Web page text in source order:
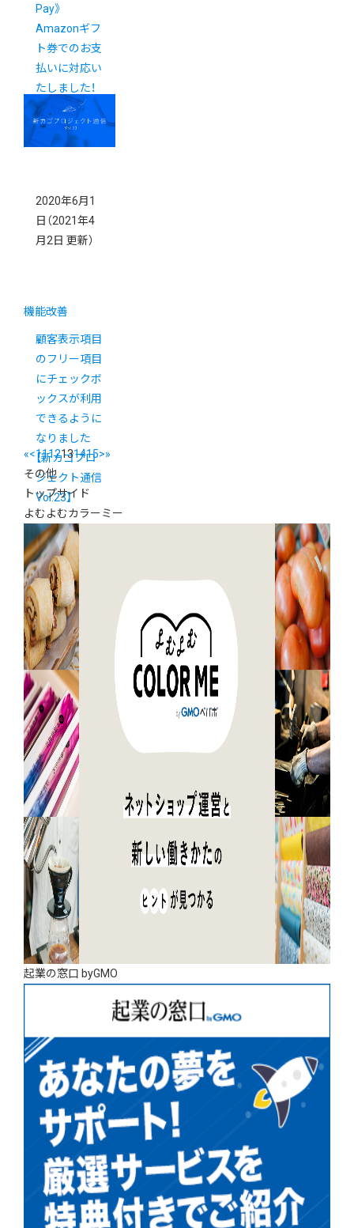
Pay》
Amazonギフ
ト券でのお支
払いに対応い
たしました！
2020年6月1
日 （2021年4
月2日 更新）
機能改善
顧客表示項目
のフリー項目
にチェックボ
ックスが利用
できるように
なりました
【新カゴプロ
ジェクト通信
Vol.23】
«<1112131415>»
その他
トップサイド
よむよむカラーミー
起業の窓口 byGMO